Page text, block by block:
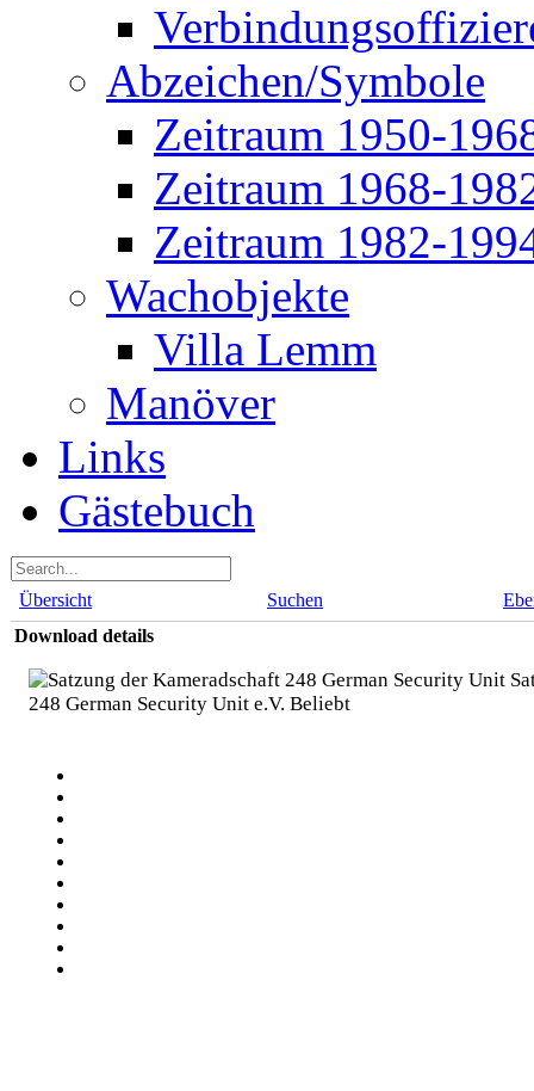
Abzeichen/Symbole
Zeitraum 1950-
Zeitraum 1968-
Zeitraum 1982-
Wachobjekte
Villa Lemm
Manöver
Links
Gästebuch
Übersicht Suchen
Download details
248 German Security Unit e.V. Beliebt